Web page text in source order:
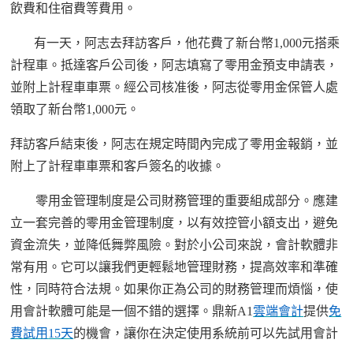
飲費和住宿費等費用。
有一天， 阿志去拜訪客戶，他花費了新台幣1,000元搭乘
計程車。抵達客戶公司後， 阿志填寫了零用金預支申請表，
並附上計程車車票。經公司核准後， 阿志從零用金保管人處
領取了新台幣1,000元。
拜訪客戶結束後， 阿志在規定時間內完成了零用金報銷，並
附上了計程車車票和客戶簽名的收據。
零用金管理制度是公司財務管理的重要組成部分。應建
立一套完善的零用金管理制度，以有效控管小額支出，避免
資金流失，並降低舞弊風險。對於小公司來說，會計軟體非
常有用。它可以讓我們更輕鬆地管理財務，提高效率和準確
性，同時符合法規。如果你正為公司的財務管理而煩惱，使
用會計軟體可能是一個不錯的選擇。鼎新A1雲端會計提供免
費試用 15天的機會，讓你在決定使用 系統前可以先試用會計